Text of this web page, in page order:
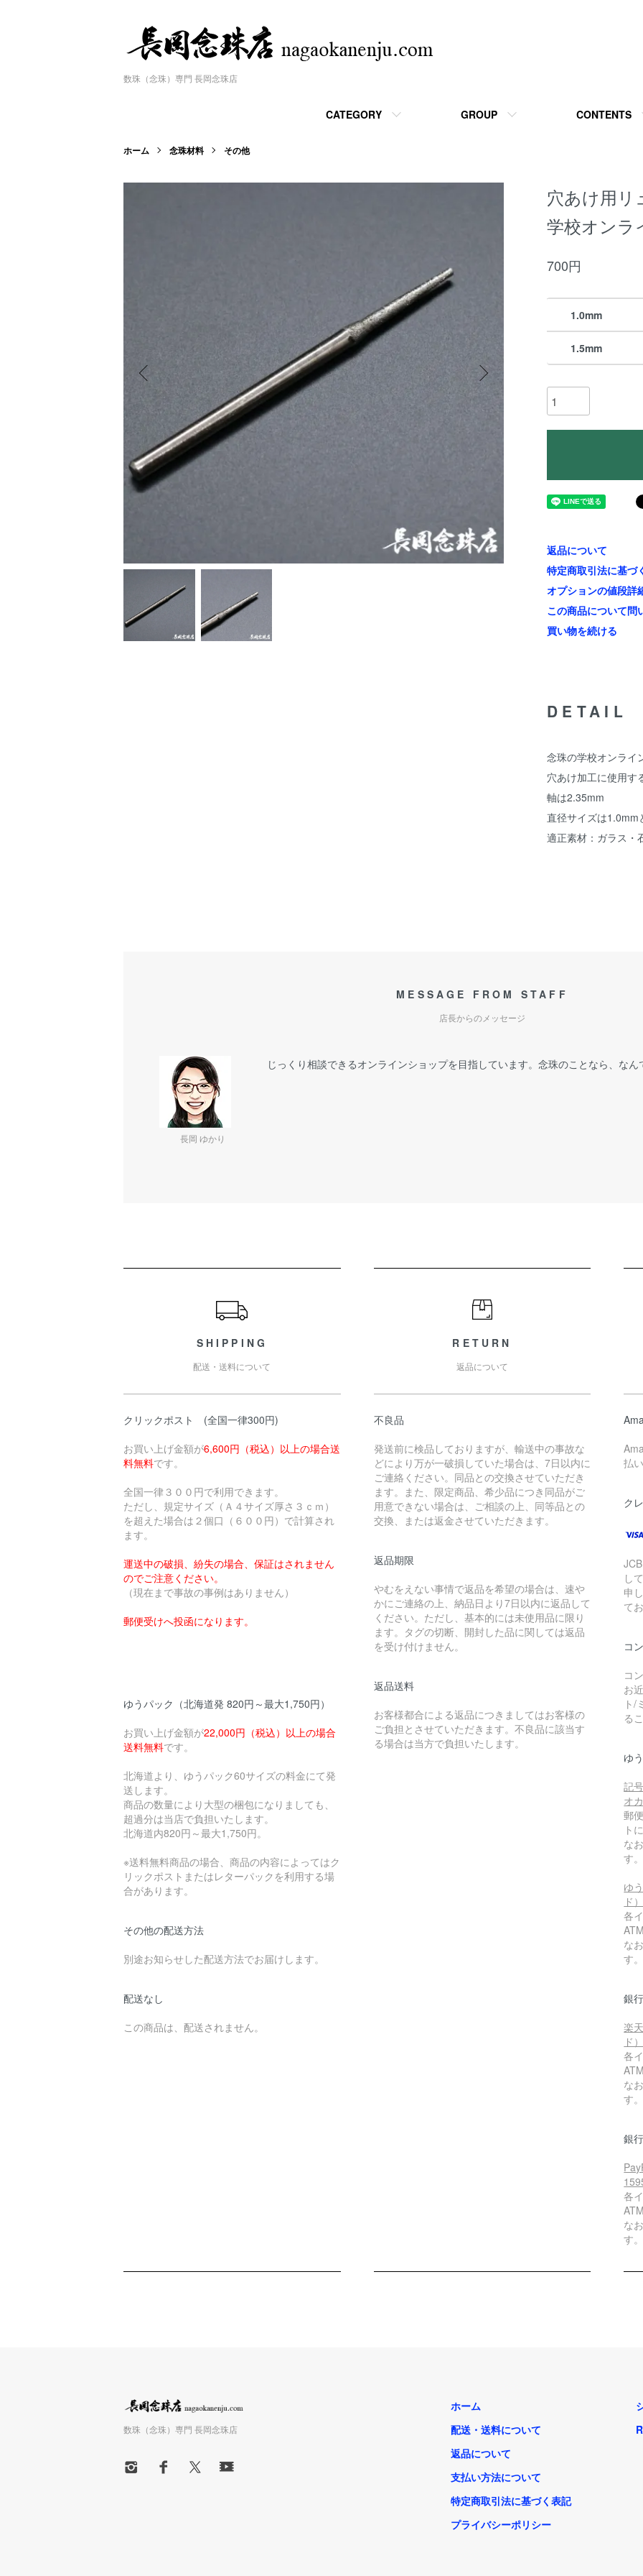
数珠（念珠）専門 長岡念珠店
CATEGORY GROUP CONTENTS
ホーム 念珠材料 その他
穴あけ用リ
学校オンラ
700円
1.0mm
1.5mm
返品について
特定商取引法に基づ
オプションの値段詳
この商品について問
買い物を続ける
DETAIL
念珠の学校オンライ
穴あけ加工に使用す
軸は2.35mm
直径サイズは1.0mm
適正素材：ガラス・
MESSAGE FROM STAFF
店長からのメッセージ
長岡 ゆかり
じっくり相談できるオンラインショップを目指しています。念珠のことなら、なん
SHIPPING
配送・送料について
クリックポスト (全国一律300円)
お買い上げ金額が6,600円（税込）以上の場合送
料無料です。
全国一律３００円で利用できます。
ただし、規定サイズ（Ａ４サイズ厚さ３ｃｍ）
を超えた場合は２個口（６００円）で計算され
ます。
運送中の破損、紛失の場合、保証はされません
のでご注意ください。
（現在まで事故の事例はありません）
郵便受けへ投函になります。
ゆうパック（北海道発 820円～最大1,750円）
お買い上げ金額が22,000円（税込）以上の場合
送料無料です。
北海道より、ゆうパック60サイズの料金にて発
送します。
商品の数量により大型の梱包になりましても、
超過分は当店で負担いたします。
北海道内820円～最大1,750円。
※送料無料商品の場合、商品の内容によってはク
リックポストまたはレターパックを利用する場
合があります。
その他の配送方法
別途お知らせした配送方法でお届けします。
配送なし
この商品は、配送されません。
RETURN
返品について
不良品
発送前に検品しておりますが、輸送中の事故な
どにより万が一破損していた場合は、7日以内に
ご連絡ください。同品との交換させていただき
ます。また、限定商品、希少品につき同品がご
用意できない場合は、ご相談の上、同等品との
交換、または返金させていただきます。
返品期限
やむをえない事情で返品を希望の場合は、速や
かにご連絡の上、納品日より7日以内に返品して
ください。ただし、基本的には未使用品に限り
ます。タグの切断、開封した品に関しては返品
を受け付けません。
返品送料
お客様都合による返品につきましてはお客様の
ご負担とさせていただきます。不良品に該当す
る場合は当方で負担いたします。
払
ク
し
申
て
コ
コ
お
ト/
る
ゆ
記
オ
郵
ト
な
す。
ゆ
ド
各
な
す。
銀
楽
ド
各
な
す。
銀
各
な
す。
数珠（念珠）専門 長岡念珠店
ホーム
配送・送料について
返品について
支払い方法について
特定商取引法に基づく表記
プライバシーポリシー